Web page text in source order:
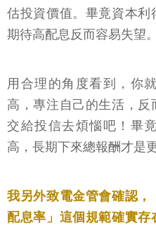
估投資價值。畢竟資本
期待高配息反而容易失望。
用合理的角度看到，你
高，專注自己的生活，
交給投信去煩惱吧！畢
高，長期下來總報酬才是
我另外致電金管會確認
配息率」這個規範確實